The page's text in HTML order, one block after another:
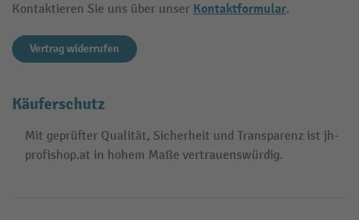
Kontaktieren Sie uns über unser Kontaktformular.
Vertrag widerrufen
Käuferschutz
Mit geprüfter Qualität, Sicherheit und Transparenz ist jh-
profishop.at in hohem Maße vertrauenswürdig.